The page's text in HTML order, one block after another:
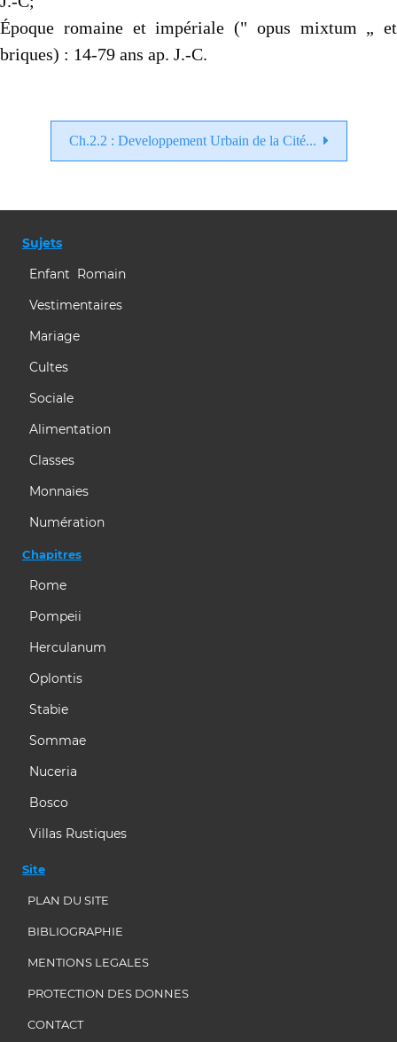
Époque romaine et impériale (" opus mixtum „ et
briques) : 14-79 ans ap. J.-C.
Ch.2.2 : Developpement Urbain de la Cité...
Sujets
Enfant Romain
Vestimentaires
Mariage
Cultes
Sociale
Alimentation
Classes
Monnaies
Numération
Chapitres
Rome
Pompeii
Herculanum
Oplontis
Stabie
Sommae
Nuceria
Bosco
Villas Rustiques
Site
PLAN DU SITE
BIBLIOGRAPHIE
MENTIONS LEGALES
PROTECTION DES DONNES
CONTACT